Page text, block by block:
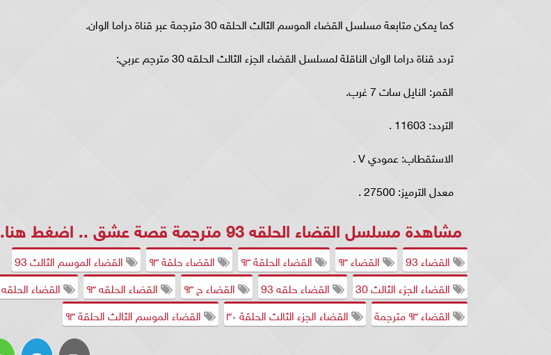
كما يمكن متابعة مسلسل القضاء الموسم الثالث الحلقه 30 مترجمة عبر قناة دراما الوان.
تردد قناة دراما الوان الناقلة لمسلسل القضاء الجزء الثالث الحلقه 30 مترجم عربي:
القمر: النايل سات 7 غرب.
التردد: 11603 .
الاستقطاب: عمودي V .
معدل الترميز: 27500 .
مشاهدة مسلسل القضاء الحلقه 93 مترجمة قصة عشق .. اضغط هنا.
القضاء 93 القضاء ۹٣ القضاء الحلقة ۹٣ القضاء حلقة ۹٣
القضاء الموسم الثالث 93
القضاء الجزء الثالث 30
القضاء حلقه 93 القضاء ح ٩٣ القضاء الحلقه ۹٣
القضاء الحلقه 93
القضاء ۹٣ مترجمة
القضاء الجزء الثالث الحلقة ٣٠ القضاء الموسم الثالث الحلقة ٩٣